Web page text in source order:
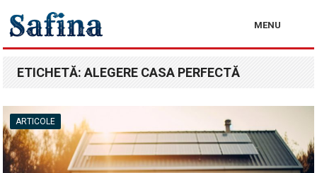
MENU
ETICHETĂ:ALEGERE CASA PERFECTĂ
ARTICOLE